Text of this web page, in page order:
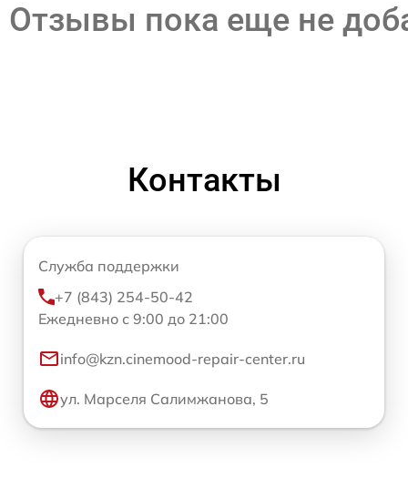
Отзывы пока еще не
Контакты
Служба поддержки
+7 (843) 254-50-42
Ежедневно с 9:00 до 21:00
info@kzn.cinemood-repair-center.ru
ул. Марселя Салимжанова, 5